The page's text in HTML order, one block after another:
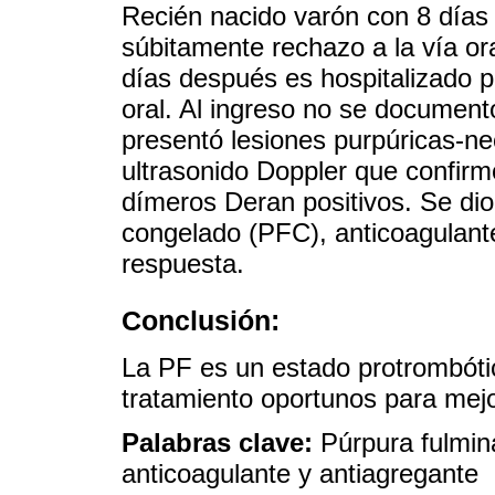
Recién nacido varón con 8
súbitamente rechazo a la vía
días después es hospitalizado
oral. Al ingreso no se
presentó lesiones purpúricas-
ultrasonido Doppler que
dímeros Deran positivos. Se
congelado (PFC),
respuesta.
Conclusión:
La PF es un estado
tratamiento oportunos para
Palabras clave: Púrpura
anticoagulante y antiagregante